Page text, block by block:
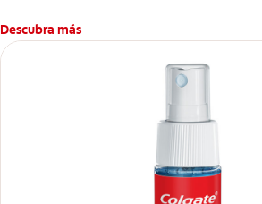
antibacterial.
****Vs crema dental regular con flúor sin
**Con el cepillado 2 veces por día y uso
Descubra más